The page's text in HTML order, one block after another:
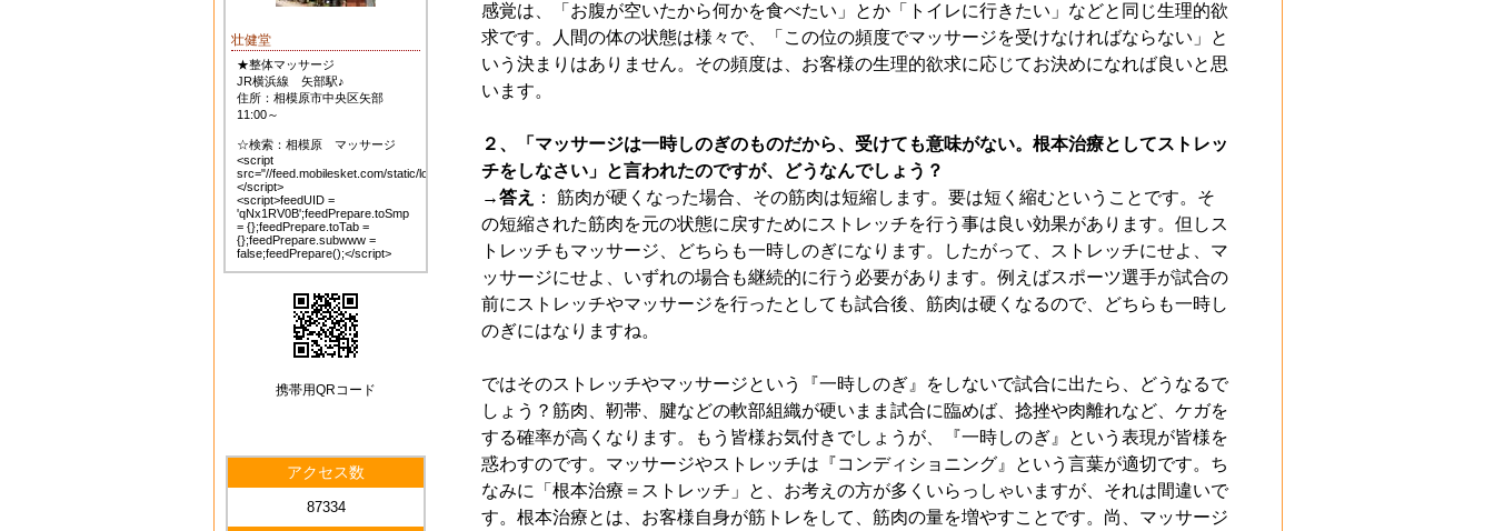
感覚は、「お腹が空いたから何かを食べたい」とか「トイレに行きたい」などと同じ生理的欲
求です。人間の体の状態は様々で、「この位の頻度でマッサージを受けなければならない」と
いう決まりはありません。その頻度は、お客様の生理的欲求に応じてお決めになれば良いと思
います。
２、「マッサージは一時しのぎのものだから、受けても意味がない。根本治療としてストレッ
チをしなさい」と言われたのですが、どうなんでしょう？
→答え
： 筋肉が硬くなった場合、その筋肉は短縮します。要は短く縮むということです。そ
の短縮された筋肉を元の状態に戻すためにストレッチを行う事は良い効果があります。但しス
トレッチもマッサージ、どちらも一時しのぎになります。したがって、ストレッチにせよ、マ
ッサージにせよ、いずれの場合も継続的に行う必要があります。例えばスポーツ選手が試合の
前にストレッチやマッサージを行ったとしても試合後、筋肉は硬くなるので、どちらも一時し
のぎにはなりますね。
ではそのストレッチやマッサージという『一時しのぎ』をしないで試合に出たら、どうなるで
しょう？筋肉、靭帯、腱などの軟部組織が硬いまま試合に臨めば、捻挫や肉離れなど、ケガを
する確率が高くなります。もう皆様お気付きでしょうが、『一時しのぎ』という表現が皆様を
惑わすのです。マッサージやストレッチは『コンディショニング』という言葉が適切です。ち
なみに「根本治療＝ストレッチ」と、お考えの方が多くいらっしゃいますが、それは間違いで
す。根本治療とは、お客様自身が筋トレをして、筋肉の量を増やすことです。尚、マッサージ
壮健堂
★整体マッサージ
JR横浜線 矢部駅♪
住所：相模原市中央区矢部
11:00～
☆検索：相模原 マッサージ
<script
src="//feed.mobilesket.com/static/loader.js">
</script>
<script>feedUID =
'qNx1RV0B';feedPrepare.toSmp
= {};feedPrepare.toTab =
{};feedPrepare.subwww =
false;feedPrepare();</script>
携帯用QRコード
アクセス数
87334